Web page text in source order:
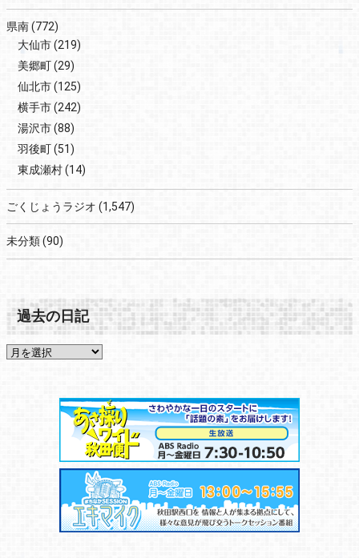
県南(772)
大仙市(219)
美郷町(29)
仙北市(125)
横手市(242)
湯沢市(88)
羽後町(51)
東成瀬村(14)
ごくじょうラジオ (1,547)
未分類(90)
過去の日記